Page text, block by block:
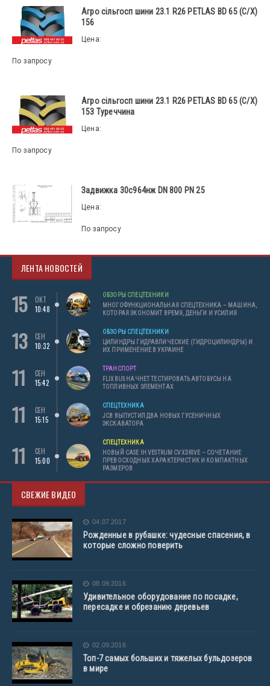
Агро сільгосп шини 23.1 R26 PETLAS BD 65 (С/Х)
156
Цена:
По запросу
Агро сільгосп шини 23.1 R26 PETLAS BD 65 (С/Х)
153 Туреччина
Цена:
По запросу
Задвижка 30с964нж DN 800 PN 25
Цена:
По запросу
ЛЕНТА НОВОСТЕЙ
15
ОКТ
10:48
ОБЗОРЫ СПЕЦТЕХНИКИ
МНОГОФУНКЦИОНАЛЬНАЯ СПЕЦТЕХНИКА – МАШИНА,
КОТОРАЯ ЭКОНОМИТ ВРЕМЯ, ДЕНЬГИ И УСИЛИЯ
13
СЕН
10:32
ОБЗОРЫ СПЕЦТЕХНИКИ
ЦИЛИНДРЫ ГИДРАВЛИЧЕСКИЕ (ГИДРОЦИЛИНДРЫ) И
ИХ ПРИМЕНЕНИЕ В УКРАИНЕ
11
СЕН
15:42
ТРАНСПОРТ
FLIXBUS НАЧНЕТ ТЕСТИРОВАТЬ АВТОБУСЫ НА
ТОПЛИВНЫХ ЭЛЕМЕНТАХ
11
СЕН
15:15
СПЕЦТЕХНИКА
JCB ВЫПУСТИЛ ДВА НОВЫХ ГУСЕНИЧНЫХ
ЭКСКАВАТОРА
11
СЕН
15:00
СПЕЦТЕХНИКА
НОВЫЙ CASE IH VESTRUM CVXDRIVE – СОЧЕТАНИЕ
ПРЕВОСХОДНЫХ ХАРАКТЕРИСТИК И КОМПАКТНЫХ
РАЗМЕРОВ
СВЕЖИЕ ВИДЕО
04.07.2017
Рожденные в рубашке: чудесные спасения, в
которые сложно поверить
08.09.2016
Удивительное оборудование по посадке,
пересадке и обрезанию деревьев
02.09.2016
Топ-7 самых больших и тяжелых бульдозеров
в мире